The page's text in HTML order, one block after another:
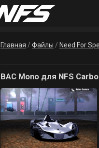
Главная / Файлы / Need For
BAC Mono для NFS